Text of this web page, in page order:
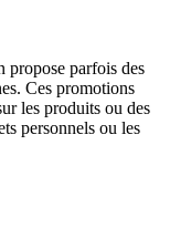
propose parfois des
Ces promotions
les produits ou des
personnels ou les